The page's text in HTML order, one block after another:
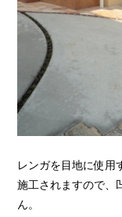
レンガを目地に使用
施工されますので、
ん。